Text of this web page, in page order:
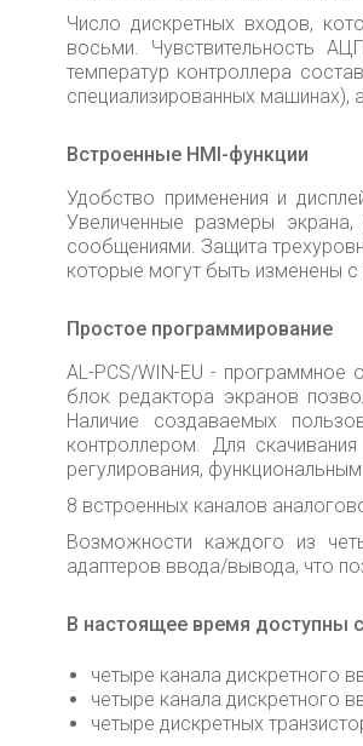
Число дискретных входов,
восьми. Чувствительность
температур контроллера
специализированных машинах),
Встроенные НМI-функции
Удобство применения и
Увеличенные размеры
сообщениями. Защита
которые могут быть изменены
Простое программирование
AL-PCS/WIN-EU - программное
блок редактора экранов
Наличие создаваемых
контроллером. Для
регулирования,
8 встроенных каналов
Возможности каждого из
адаптеров ввода/вывода, что
В настоящее время доступны
четыре канала дискретного
четыре канала дискретного
четыре дискретных